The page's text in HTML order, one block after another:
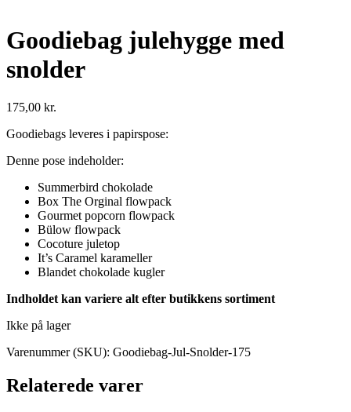
Goodiebag julehygge med
snolder
175,00 kr.
Goodiebags leveres i papirspose:
Denne pose indeholder:
Summerbird chokolade
Box The Orginal flowpack
Gourmet popcorn flowpack
Bülow flowpack
Cocoture juletop
It’s Caramel karameller
Blandet chokolade kugler
Indholdet kan variere alt efter butikkens sortiment
Ikke på lager
Varenummer (SKU): Goodiebag-Jul-Snolder-175
Relaterede varer